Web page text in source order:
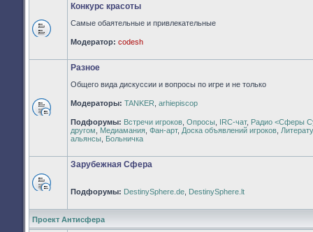
Нет
непрочитанных
Конкурс красоты
Самые обаятельные и привлекательные
Модератор: codesh
Нет
непрочитанных
сообщений
Разное
Общего вида дискуссии и вопросы по игре и не только
Модераторы: TANKER arhiepiscop
Подфорумы: Встречи игроков Опросы IRC-чат, Радио <Сферы
другом
Медиамания Фан-арт, Доска объявлений игроков
альянсы Больничка
Нет
сообщений
Зарубежная Сфера
Подфорумы: DestinySphere.de DestinySphere.lt
Проект Антисфера